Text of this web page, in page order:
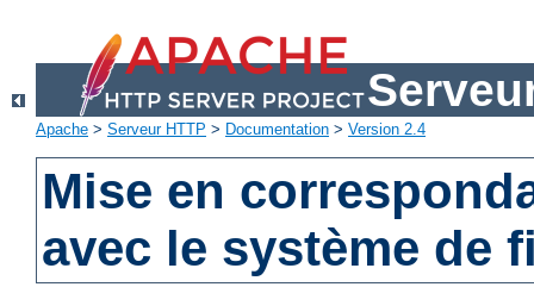
Apache > Serveur HTTP > Documentation > Version 2.4
Mise en
avec le système de